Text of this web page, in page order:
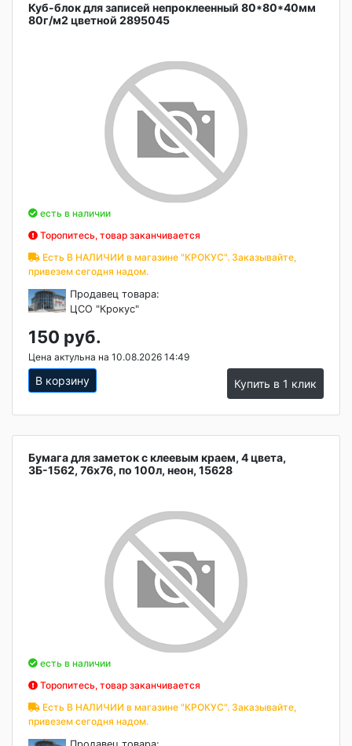
Куб-блок для записей непроклеенный 80*80*40мм
80г/м2 цветной 2895045
есть в наличии
Торопитесь, товар заканчивается
Есть В НАЛИЧИИ в магазине "КРОКУС". Заказывайте,
привезем сегодня надом.
Продавец товара:
ЦСО "Крокус"
150 руб.
Цена актульна на 10.08.2026 14:49
В корзину Купить в 1 клик
Бумага для заметок с клеевым краем, 4 цвета,
ЗБ-1562, 76х76, по 100л, неон, 15628
есть в наличии
Торопитесь, товар заканчивается
Есть В НАЛИЧИИ в магазине "КРОКУС". Заказывайте,
привезем сегодня надом.